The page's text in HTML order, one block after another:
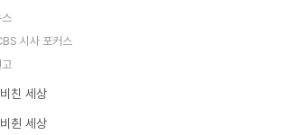
시사 포커스
친 세상
췬 세상